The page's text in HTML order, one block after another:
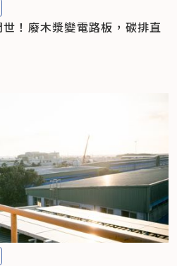
！廢木漿變電路板，碳排直